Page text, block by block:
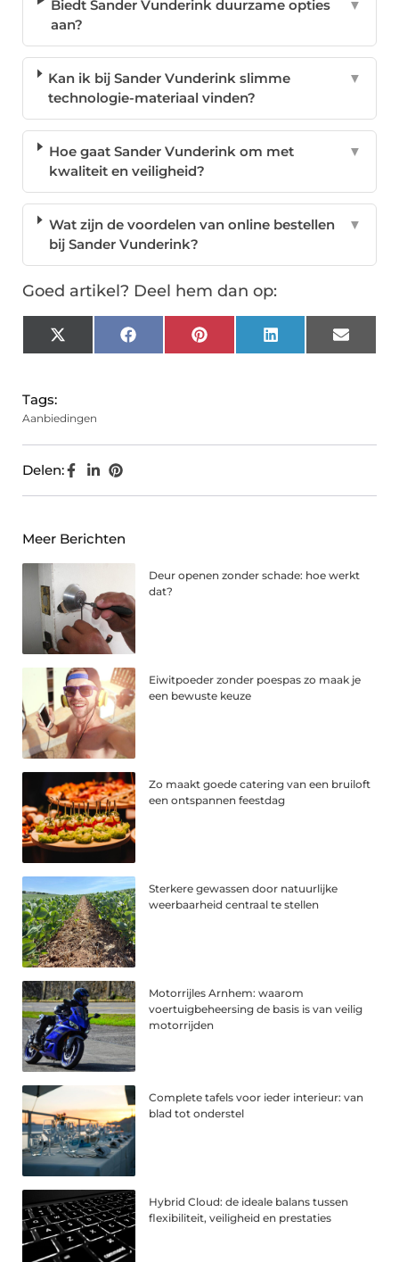
Biedt Sander Vunderink duurzame opties
aan?
▼
Kan ik bij Sander Vunderink slimme
technologie-materiaal vinden?
▼
Hoe gaat Sander Vunderink om met
kwaliteit en veiligheid?
▼
Wat zijn de voordelen van online bestellen
bij Sander Vunderink?
▼
Goed artikel? Deel hem dan op:
X
(Twitter)
FacebookPinterest LinkedIn Email
Tags:
Aanbiedingen
Delen:
Meer Berichten
Deur openen zonder schade: hoe werkt
dat?
Eiwitpoeder zonder poespas zo maak je
een bewuste keuze
Zo maakt goede catering van een bruiloft
een ontspannen feestdag
Sterkere gewassen door natuurlijke
weerbaarheid centraal te stellen
Motorrijles Arnhem: waarom
voertuigbeheersing de basis is van veilig
motorrijden
Complete tafels voor ieder interieur: van
blad tot onderstel
Hybrid Cloud: de ideale balans tussen
flexibiliteit, veiligheid en prestaties